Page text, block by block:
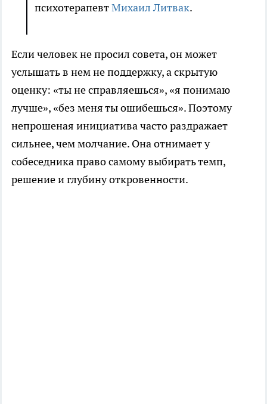
психотерапевтМихаил Литвак.
Если человек не просил совета, он может
услышать в нем не поддержку, а скрытую
оценку: «ты не справляешься», «я понимаю
лучше», «без меня ты ошибешься». Поэтому
непрошеная инициатива часто раздражает
сильнее, чем молчание. Она отнимает у
собеседника право самому выбирать темп,
решение и глубину откровенности.